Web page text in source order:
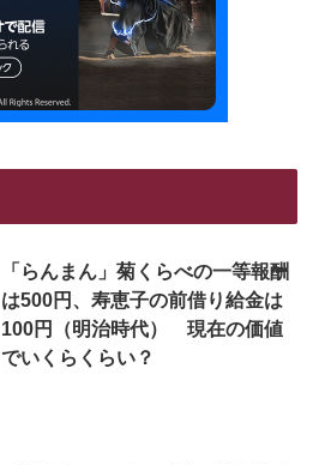
「らんまん」菊くらべの一等報酬
は500円、寿恵子の前借り給金は
100円（明治時代） 現在の価値
でいくらくらい？